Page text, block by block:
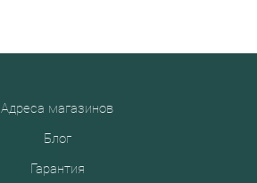
Адреса магазинов
Блог
Гарантия